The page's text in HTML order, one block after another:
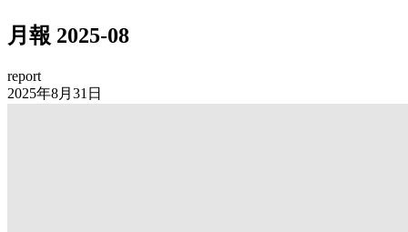
月報 2025-08
report
2025年8月31日